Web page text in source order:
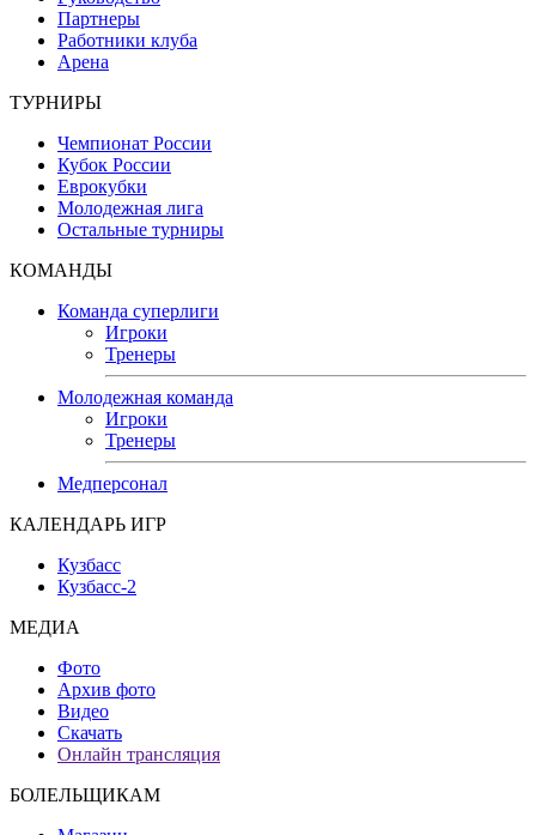
Партнеры
Работники клуба
Арена
ТУРНИРЫ
Чемпионат России
Кубок России
Еврокубки
Молодежная лига
Остальные турниры
КОМАНДЫ
Команда суперлиги
Игроки
Тренеры
Молодежная команда
Игроки
Тренеры
Медперсонал
КАЛЕНДАРЬ ИГР
Кузбасс
Кузбасс-2
МЕДИА
Фото
Архив фото
Видео
Скачать
Онлайн трансляция
БОЛЕЛЬЩИКАМ